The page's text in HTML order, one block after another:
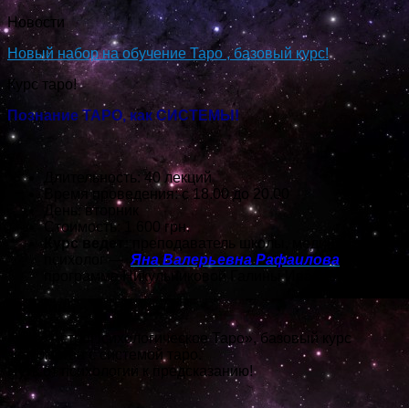
Новости
Новый набор на обучение Таро , базовый курс!
Курс таро!
Познание ТАРО, как СИСТЕМЫ!
Длительность: 40 лекций
Время проведения: с 18.00 до 20.00
День: вторник
Стоимость: 1 600 грн.
Курс ведет:
преподаватель школы, медицинский
психолог — Яна Валерьевна Рафаилова
программе Никульниковой Галины Ивановны)
Онлайн!
Курс «АстроПсихологическое Таро», базовый курс
знакомства с системой таро.
Путь от психологии к предсказанию!